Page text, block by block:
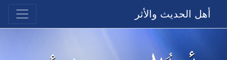
أهل الحديث والأثر